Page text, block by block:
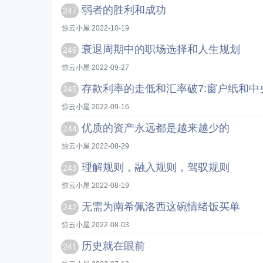
247 弱者的胜利和成功
惊云小屋 2022-10-19
246 衰退周期中的职场选择和人生规划
惊云小屋 2022-09-27
245 存款利率的走低和汇率破7:窗户纸和中
惊云小屋 2022-09-16
244 优质的资产永远都是越来越少的
惊云小屋 2022-08-29
243 理解规则，融入规则，驾驭规则
惊云小屋 2022-08-19
242 无需为南希佩洛西这碗情绪饭买单
惊云小屋 2022-08-03
241 历史就在眼前